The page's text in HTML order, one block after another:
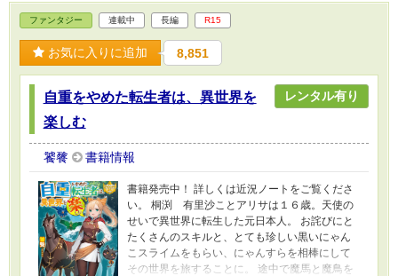
ファンタジー 連載中 長編 R15
お気に入りに追加 8,851
自重をやめた転生者は、異世界を
楽しむ
レンタル有り
饕餮 書籍情報
書籍発売中！ 詳しくは近況ノートをご覧くださ
い。 桐渕 有里沙ことアリサは１６歳。天使の
せいで異世界に転生した元日本人。 お詫びにと
たくさんのスキルと、とても珍しい黒いにゃん
こスライムをもらい、にゃんすらを相棒にして
その世界を旅することに。 途中で魔馬と魔鳥を